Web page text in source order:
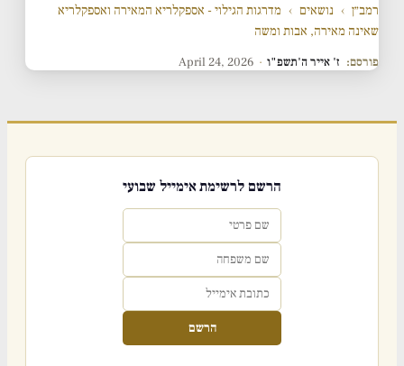
רמב״ן › נושאים › מדרגות הגילוי - אספקלריא המאירה ואספקלריא
שאינה מאירה, אבות ומשה
פורסם: ז' אייר ה'תשפ"ו ·
April 24, 2026
הרשם לרשימת אימייל שבועי
הרשם